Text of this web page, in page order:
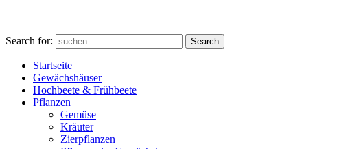
Search for: Search
Startseite
Gewächshäuser
Hochbeete & Frühbeete
Pflanzen
Gemüse
Kräuter
Zierpflanzen